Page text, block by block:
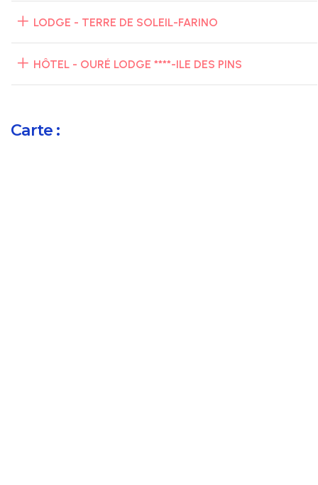
LODGE - TERRE DE SOLEIL-FARINO
HÔTEL - OURÉ LODGE ****-ILE DES PINS
Carte :